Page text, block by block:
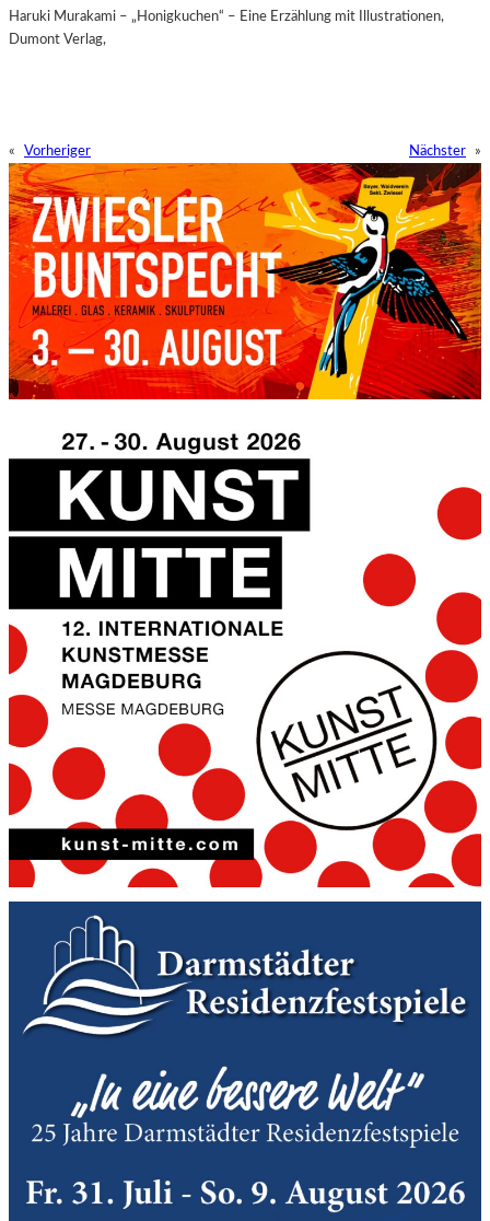
Haruki Murakami – „Honigkuchen“ – Eine Erzählung mit Illustrationen,
Dumont Verlag,
« Vorheriger Nächster »